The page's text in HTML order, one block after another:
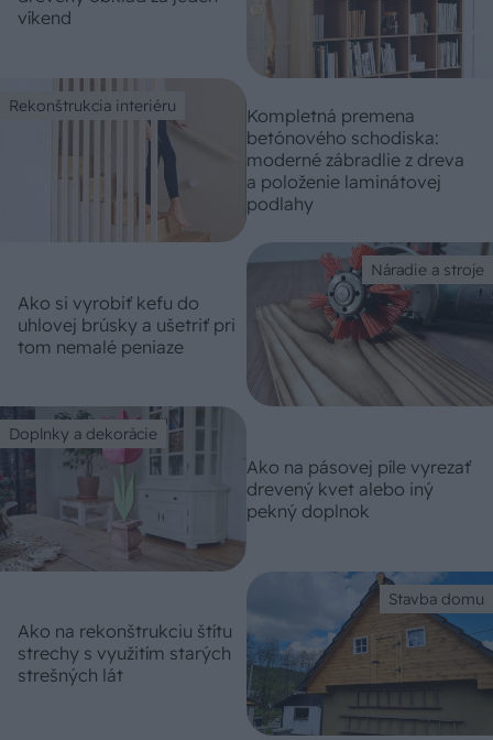
víkend
Rekonštrukcia interiéru
Kompletná premena
betónového schodiska:
moderné zábradlie z dreva
a položenie laminátovej
podlahy
Náradie a stroje
Ako si vyrobiť kefu do
uhlovej brúsky a ušetriť pri
tom nemalé peniaze
Doplnky a dekorácie
Ako na pásovej píle vyrezať
drevený kvet alebo iný
pekný doplnok
Stavba domu
Ako na rekonštrukciu štítu
strechy s využitím starých
strešných lát